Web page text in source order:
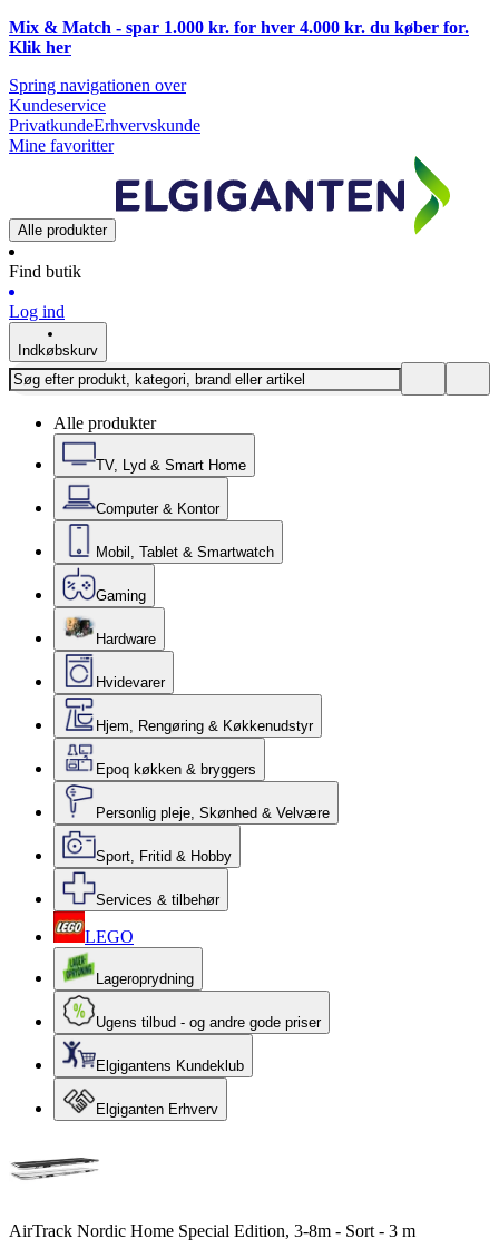
Mix & Match - spar 1.000 kr. for hver 4.000 kr. du køber for.
Klik her
Spring navigationen over
Kundeservice
PrivatkundeErhvervskunde
Mine favoritter
Alle produkter
Find butik
Log ind
Indkøbskurv
Alle produkter
TV, Lyd & Smart Home
Computer & Kontor
Mobil, Tablet & Smartwatch
Gaming
Hardware
Hvidevarer
Hjem, Rengøring & Køkkenudstyr
Epoq køkken & bryggers
Personlig pleje, Skønhed & Velvære
Sport, Fritid & Hobby
Services & tilbehør
LEGO
Lageroprydning
Ugens tilbud - og andre gode priser
Elgigantens Kundeklub
Elgiganten Erhverv
AirTrack Nordic Home Special Edition, 3-8m - Sort - 3 m